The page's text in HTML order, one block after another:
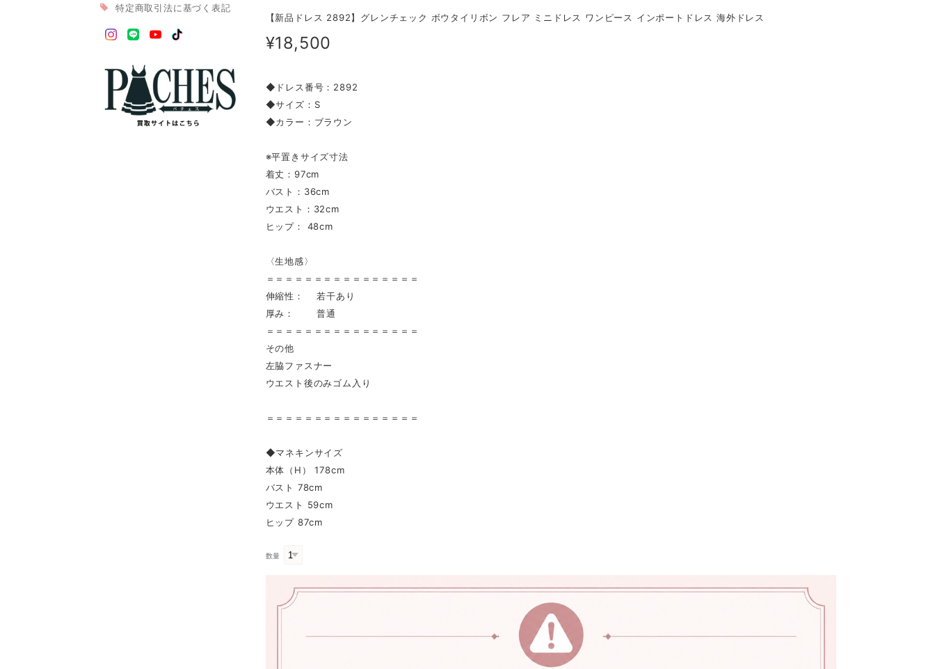
特定商取引法に基づく表記
【新品ドレス 2892】グレンチェック ボウタイリボン フレア ミニドレス ワンピース インポートドレス 海外ドレス
¥18,500
◆ドレス番号：2892
◆サイズ：S
◆カラー：ブラウン
※平置きサイズ寸法
着丈：97cm
バスト：36cm
ウエスト：32cm
ヒップ： 48cm
〈生地感〉
＝＝＝＝＝＝＝＝＝＝＝＝＝＝＝＝
伸縮性： 若干あり
厚み： 普通
＝＝＝＝＝＝＝＝＝＝＝＝＝＝＝＝
その他
左脇ファスナー
ウエスト後のみゴム入り
＝＝＝＝＝＝＝＝＝＝＝＝＝＝＝＝
◆マネキンサイズ
本体（H） 178cm
バスト 78cm
ウエスト 59cm
ヒップ 87cm
数量